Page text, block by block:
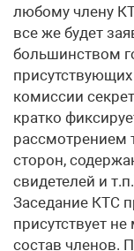
любому члену
все же будет
большинством
комиссии
кратко
рассмотрением
сторон,
свидетелей и
Заседание КТС
присутствует
состав членов.